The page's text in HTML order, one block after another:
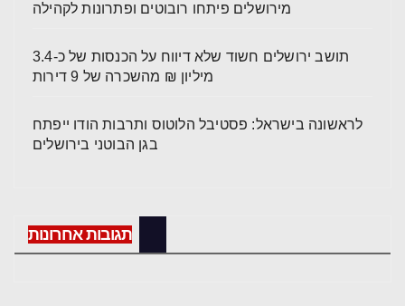
מירושלים פיתחו רובוטים ופתרונות לקהילה
תושב ירושלים חשוד שלא דיווח על הכנסות של כ-3.4
מיליון ₪ מהשכרה של 9 דירות
לראשונה בישראל: פסטיבל הלוטוס ותרבות הודו ייפתח
בגן הבוטני בירושלים
תגובות אחרונות